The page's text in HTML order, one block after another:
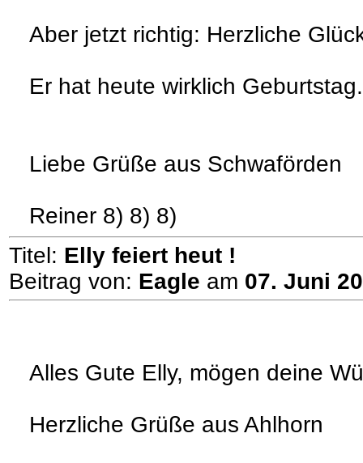
Aber jetzt richtig: Herzliche
Er hat heute wirklich Geburtstag.
Liebe Grüße aus Schwaförden
Reiner 8) 8) 8)
Titel: Elly feiert heut !
Beitrag von: Eagle am 07. Juni
Alles Gute Elly, mögen deine
Herzliche Grüße aus Ahlhorn